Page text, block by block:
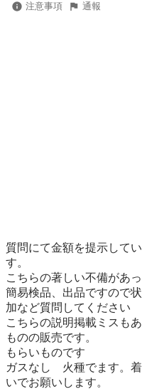
注意事項 通報
質問にて金額を提示して
す。
こちらの著しい不備があ
簡易検品、出品ですので
加など質問してください
こちらの説明掲載ミスも
ものの販売です。
もらいものです
ガスなし　火種でます。
いでお願いします。